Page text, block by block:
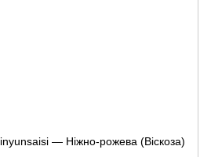
— Ніжно-рожева (Віскоза)